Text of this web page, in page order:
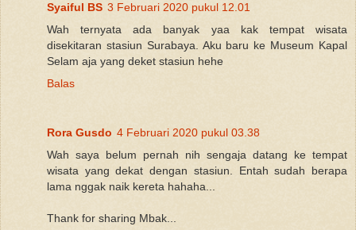
Syaiful BS 3 Februari 2020 pukul 12.01
Wah ternyata ada banyak yaa kak tempat wisata
disekitaran stasiun Surabaya. Aku baru ke Museum Kapal
Selam aja yang deket stasiun hehe
Balas
Rora Gusdo 4 Februari 2020 pukul 03.38
Wah saya belum pernah nih sengaja datang ke tempat
wisata yang dekat dengan stasiun. Entah sudah berapa
lama nggak naik kereta hahaha...
Thank for sharing Mbak...